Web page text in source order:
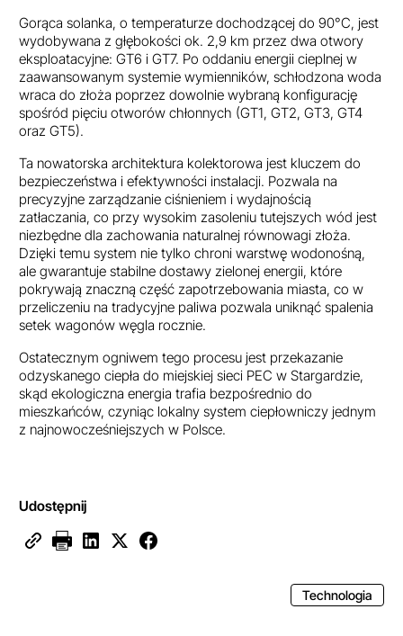
Gorąca solanka, o temperaturze dochodzącej do 90°C, jest
wydobywana z głębokości ok. 2,9 km przez dwa otwory
eksploatacyjne: GT6 i GT7. Po oddaniu energii cieplnej w
zaawansowanym systemie wymienników, schłodzona woda
wraca do złoża poprzez dowolnie wybraną konfigurację
spośród pięciu otworów chłonnych (GT1, GT2, GT3, GT4
oraz GT5).
Ta nowatorska architektura kolektorowa jest kluczem do
bezpieczeństwa i efektywności instalacji. Pozwala na
precyzyjne zarządzanie ciśnieniem i wydajnością
zatłaczania, co przy wysokim zasoleniu tutejszych wód jest
niezbędne dla zachowania naturalnej równowagi złoża.
Dzięki temu system nie tylko chroni warstwę wodonośną,
ale gwarantuje stabilne dostawy zielonej energii, które
pokrywają znaczną część zapotrzebowania miasta, co w
przeliczeniu na tradycyjne paliwa pozwala uniknąć spalenia
setek wagonów węgla rocznie.
Ostatecznym ogniwem tego procesu jest przekazanie
odzyskanego ciepła do miejskiej sieci PEC w Stargardzie,
skąd ekologiczna energia trafia bezpośrednio do
mieszkańców, czyniąc lokalny system ciepłowniczy jednym
z najnowocześniejszych w Polsce.
Udostępnij
Technologia